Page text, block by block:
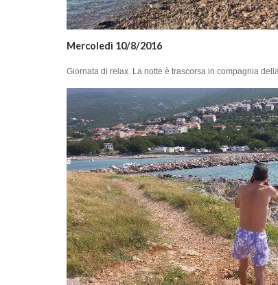
Mercoledì 10/8/2016
Giornata di relax. La notte è trascorsa in compagnia